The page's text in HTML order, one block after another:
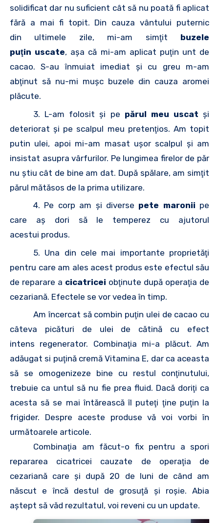
solidificat dar nu suficient cât să nu poată fi aplicat
fără a mai fi topit. Din cauza vântului puternic
din ultimele zile, mi-am simţit buzele
puţin uscate, aşa că mi-am aplicat puţin unt de
cacao. S-au înmuiat imediat şi cu greu m-am
abţinut să nu-mi muşc buzele din cauza aromei
plăcute.
3. L-am folosit şi pe părul meu uscat şi
deteriorat şi pe scalpul meu pretenţios. Am topit
putin ulei, apoi mi-am masat uşor scalpul şi am
insistat asupra vârfurilor. Pe lungimea firelor de păr
nu ştiu cât de bine am dat. După spălare, am simţit
părul mătăsos de la prima utilizare.
4. Pe corp am şi diverse pete maronii pe
care aş dori să le temperez cu ajutorul
acestui produs.
5. Una din cele mai importante proprietăţi
pentru care am ales acest produs este efectul său
de reparare a cicatricei obţinute după operaţia de
cezariană. Efectele se vor vedea în timp.
Am încercat să combin puţin ulei de cacao cu
câteva picături de ulei de cătină cu efect
intens regenerator. Combinaţia mi-a plăcut. Am
adăugat si puţină cremă Vitamina E, dar ca aceasta
să se omogenizeze bine cu restul conţinutului,
trebuie ca untul să nu fie prea fluid. Dacă doriţi ca
acesta să se mai întărească îl puteţi ţine puţin la
frigider. Despre aceste produse vă voi vorbi în
următoarele articole.
Combinaţia am făcut-o fix pentru a spori
repararea cicatricei cauzate de operaţia de
cezariană care şi după 20 de luni de când am
născut e încă destul de grosuţă şi roşie. Abia
aştept să văd rezultatul, voi reveni cu un update.